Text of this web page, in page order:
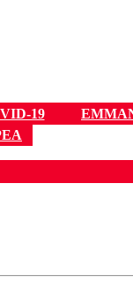
19